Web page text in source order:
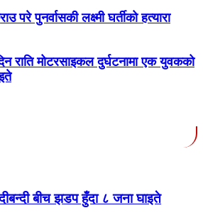
परे पुनर्वासकी लक्ष्मी घर्तीको हत्यारा
राति मोटरसाइकल दुर्घटनामा एक युवकको
बीच झडप हुँदा ८ जना घाइते